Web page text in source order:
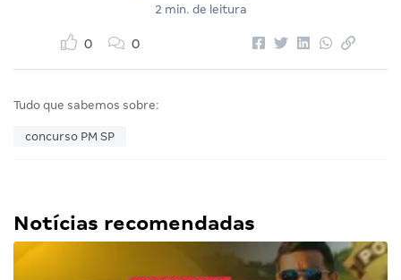
2 min. de leitura
0 0
Tudo que sabemos sobre:
concurso PM SP
Notícias recomendadas